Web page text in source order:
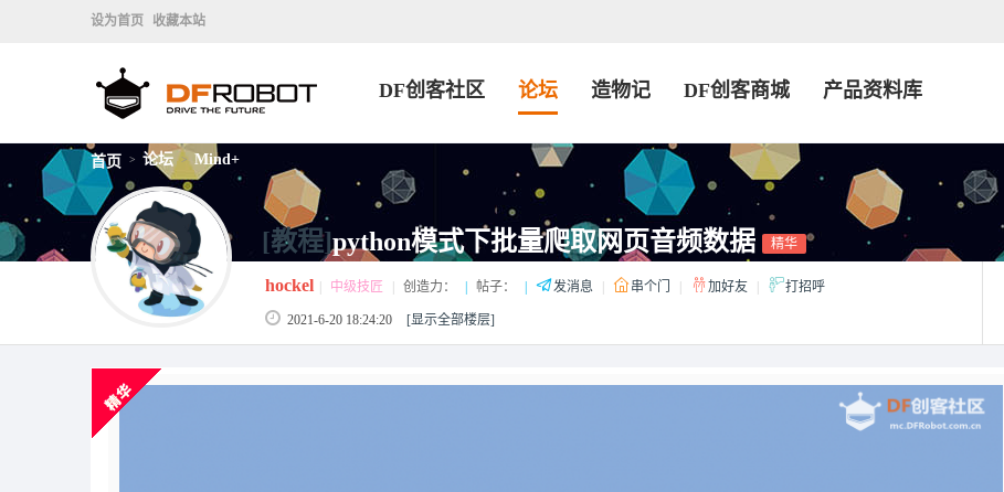
设为首页 收藏本站
DF创客社区 论坛 造物记 DF创客商城 产品资料库
首页 > 论坛 > Mind+
[教程]python模式下批量爬取网页音频数据 精华
hockel 中级技匠 创造力： 帖子： 发消息 串个门 加好友 打招呼
2021-6-20 18:24:20 [显示全部楼层]